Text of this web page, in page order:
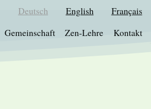
Hauptnavigation
Deutsch English
Français
Gemeinschaft Zen-Lehre Kontakt